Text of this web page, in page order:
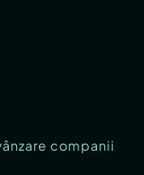
companii